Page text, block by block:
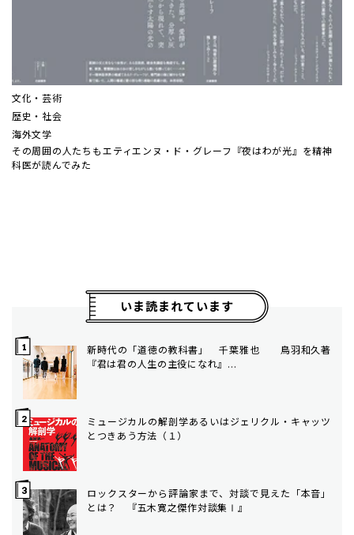
文化・芸術
歴史・社会
海外文学
その周囲の人たちも――エティエンヌ・ド・グレーフ『夜はわが光』を精神
科医が読んでみた
いま読まれています
新時代の「道徳の教科書」 千葉雅也 ――鳥羽和久著
『君は君の人生の主役になれ』...
ミュージカルの解剖学――あるいはジェリクル・キャッツ
とつきあう方法（１）
ロックスターから評論家まで、対談で見えた「本音」
とは？ 『五木寛之傑作対談集Ⅰ』